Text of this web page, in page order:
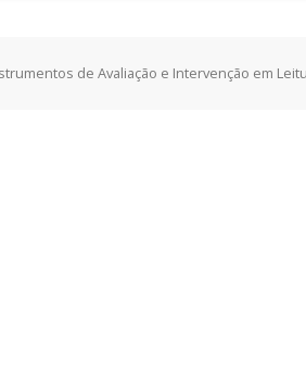
de Avaliação e Intervenção em